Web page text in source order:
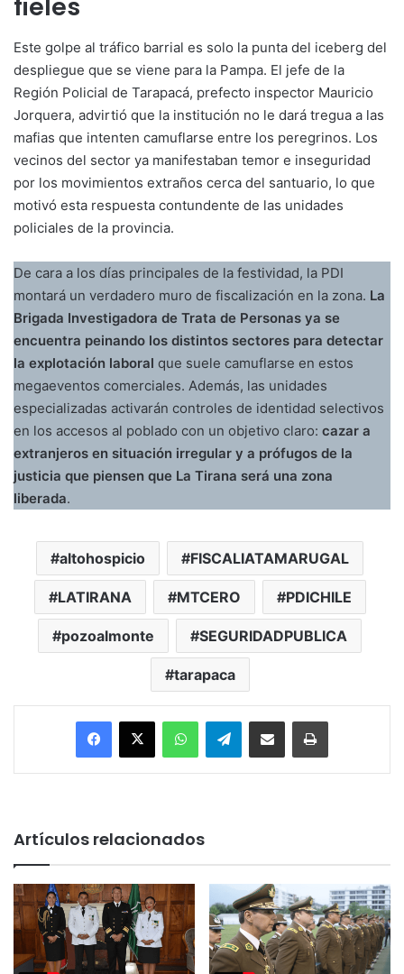
fieles
Este golpe al tráfico barrial es solo la punta del iceberg del
despliegue que se viene para la Pampa. El jefe de la
Región Policial de Tarapacá, prefecto inspector Mauricio
Jorquera, advirtió que la institución no le dará tregua a las
mafias que intenten camuflarse entre los peregrinos. Los
vecinos del sector ya manifestaban temor e inseguridad
por los movimientos extraños cerca del santuario, lo que
motivó esta respuesta contundente de las unidades
policiales de la provincia.
De cara a los días principales de la festividad, la PDI
montará un verdadero muro de fiscalización en la zona. La
Brigada Investigadora de Trata de Personas ya se
encuentra peinando los distintos sectores para detectar
la explotación laboral que suele camuflarse en estos
megaeventos comerciales. Además, las unidades
especializadas activarán controles de identidad selectivos
en los accesos al poblado con un objetivo claro: cazar a
extranjeros en situación irregular y a prófugos de la
justicia que piensen que La Tirana será una zona
liberada.
altohospicio FISCALIATAMARUGAL
LATIRANA MTCERO PDICHILE
pozoalmonte SEGURIDADPUBLICA
tarapaca
Facebook
X WhatsAppTelegramEnviar vía email Imprimir
Artículos relacionados